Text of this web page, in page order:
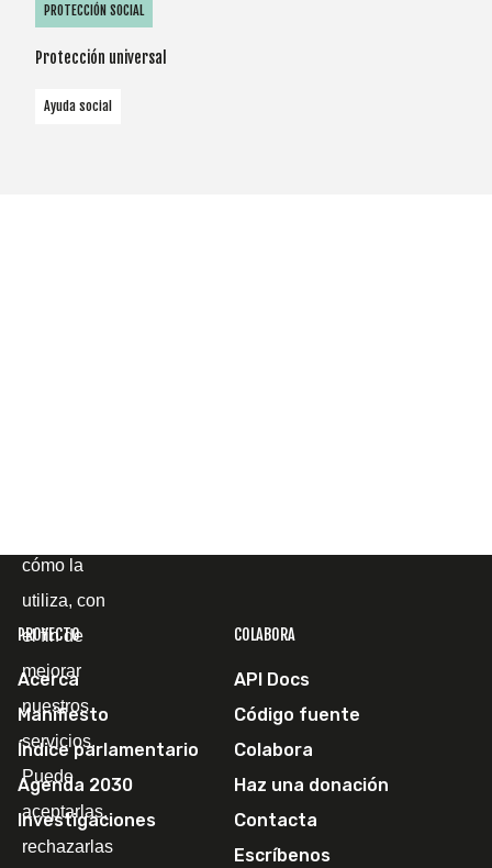
PROTECCIÓN SOCIAL
Protección universal
Ayuda social
PROYECTO
Acerca
Manifiesto
Índice parlamentario
Agenda 2030
Investigaciones
COLABORA
API Docs
Código fuente
Colabora
Haz una donación
Contacta
Escríbenos
cómo la
utiliza, con
el fin de
mejorar
nuestros
servicios.
Puede
aceptarlas,
rechazarlas